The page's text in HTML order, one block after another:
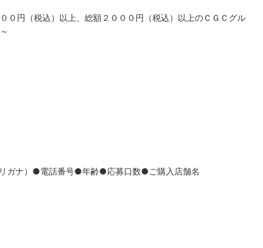
０円（税込）以上、総額２０００円（税込）以上のＣＧＣグル
ガナ）●電話番号●年齢●応募口数●ご購入店舗名